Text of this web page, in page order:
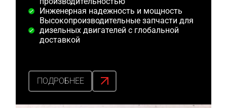
Инженерная надежность и мощность
Высокопроизводительные запчасти для
дизельных двигателей с глобальной
доставкой
ПОДРОБНЕЕ